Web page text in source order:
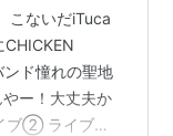
こないだiTuca
ンド憧れの聖地
やー！大丈夫か
ブ② ライブ③